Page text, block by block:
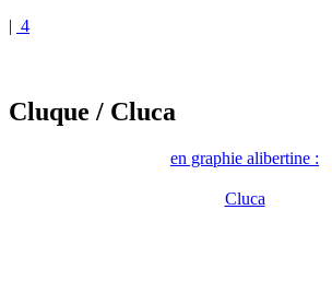
| 4
Cluque / Cluca
en graphie alibertine :
Cluca